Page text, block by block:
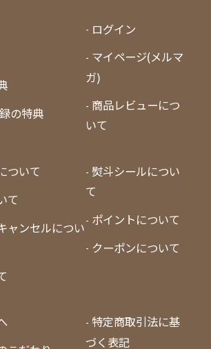
の特典
ログイン
マイページ(メルマ
ガ)
商品レビューにつ
いて
ついて
て
ャンセルについ
熨斗シールについ
て
ポイントについて
クーポンについて
特定商取引法に基
づく表記